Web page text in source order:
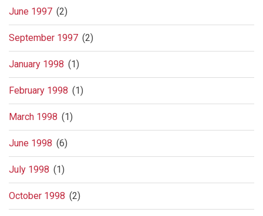
June 1997 (2)
September 1997 (2)
January 1998 (1)
February 1998 (1)
March 1998 (1)
June 1998 (6)
July 1998 (1)
October 1998 (2)